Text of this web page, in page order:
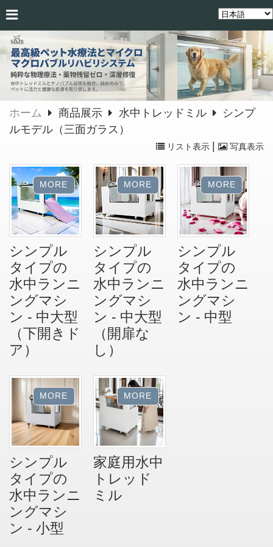
ホーム 商品展示 水中トレッドミル
シンプ
ルモデル（三面ガラス）
リスト表示 写真表示
シンプル
タイプの
水中ランニ
ングマシ
ン - 中大型
（下開きド
ア）
シンプル
タイプの
水中ランニ
ングマシ
ン - 中大型
（開扉な
し）
シンプル
タイプの
水中ランニ
ングマシ
ン - 中型
シンプル
タイプの
水中ランニ
ングマシ
ン - 小型
家庭用水中
トレッド
ミル